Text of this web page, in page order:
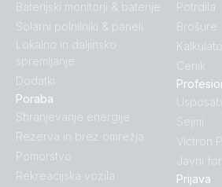
Baterijski monitorji & baterije
Solarni polnilniki & paneli
Lokalno in daljinsko
spremljanje
Dodatki
Poraba
Shranjevanje energije
Rezerva in brez omrežja
Pomorstvo
Rekreacijska vozila
Potrdila
Brošure
Cenik
Sejmi
Victron
Javni
Prijava